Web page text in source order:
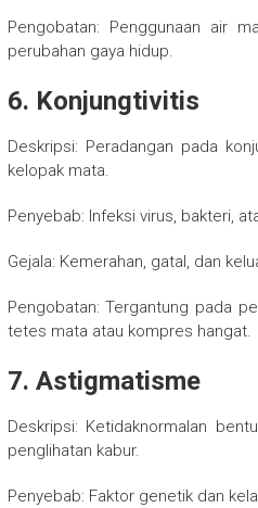
Pengobatan: Penggunaan air
perubahan gaya hidup.
6. Konjungtivitis
Deskripsi: Peradangan pada
kelopak mata.
Penyebab: Infeksi virus, bakteri,
Gejala: Kemerahan, gatal, dan
Pengobatan: Tergantung pada
tetes mata atau kompres hangat.
7. Astigmatisme
Deskripsi: Ketidaknormalan
penglihatan kabur.
Penyebab: Faktor genetik dan